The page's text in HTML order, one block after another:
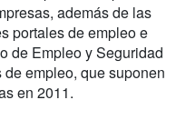
además de las
portales de empleo e
de Empleo y Seguridad
empleo, que suponen
en 2011.